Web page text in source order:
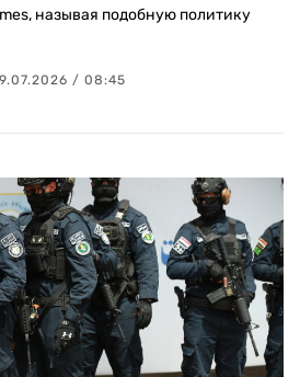
называя подобную политику
/ 08:45